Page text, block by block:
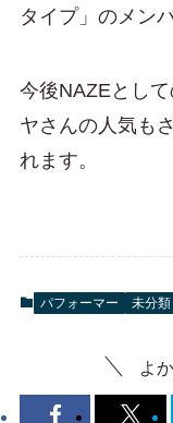
タイプ」のメン
今後NAZEとし
ヤさんの人気も
れます。
パフォーマー 未分類
よ